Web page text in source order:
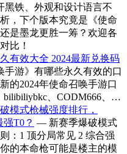
铁、外观和设计语言不
，下个版本究竟是《使命
是墨龙更胜一筹？欢迎各
比！
有效大全 2024最新兑换码
游》有哪些永久有效的口
的2024年使命召唤手游口
bilibiliybkc、CODM666、…
模式枪械强度排行，
T0？ — 新赛季爆破模式
：1 顶分局常见 2 综合强
的本命枪可能是楼主的模